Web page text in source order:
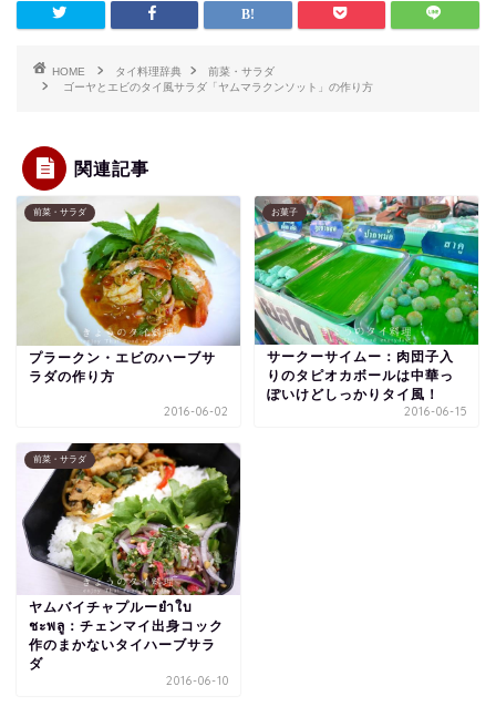
HOME タイ料理辞典
前菜・サラダ
ゴーヤとエビのタイ風サラダ「ヤムマラクンソット」の作り方
関連記事
前菜・サラダ
プラークン・エビのハーブサ
ラダの作り方
2016-06-02
お菓子
サークーサイムー：肉団子入
りのタピオカボールは中華っ
ぽいけどしっかりタイ風！
2016-06-15
前菜・サラダ
ヤムバイチャプルーยำใบ
ชะพลู：チェンマイ出身コック
作のまかないタイハーブサラ
ダ
2016-06-10